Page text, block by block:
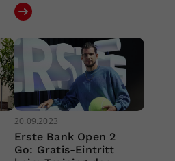
20.09.2023
Erste Bank Open 2
Go: Gratis-Eintritt